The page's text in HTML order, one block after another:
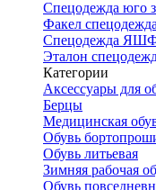
Спецодежда юго
Факел спецодежда
Спецодежда ЯШФ
Эталон
Категории
Аксессуары для
Берцы
Медицинская
Обувь
Обувь литьевая
Зимняя рабочая
Обувь